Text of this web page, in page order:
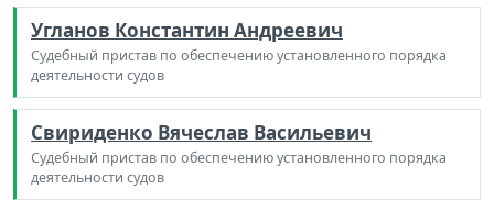
Угланов Константин Андреевич
Судебный пристав по обеспечению установленного порядка
деятельности судов
Свириденко Вячеслав Васильевич
Судебный пристав по обеспечению установленного порядка
деятельности судов